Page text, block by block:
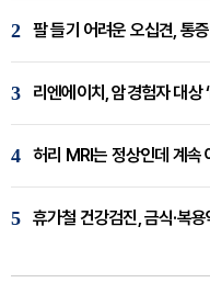
2
3 리엔에이치, 암경험자 대상
4 허리 MRI는 정상인데 계속
5 휴가철 건강검진, 금식·복